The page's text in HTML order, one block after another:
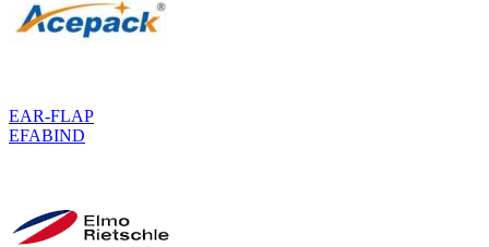
EAR-FLAP
EFABIND